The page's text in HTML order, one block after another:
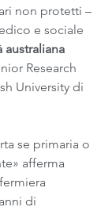
non protetti –
e sociale
Research
University di
se primaria o
afferma
di